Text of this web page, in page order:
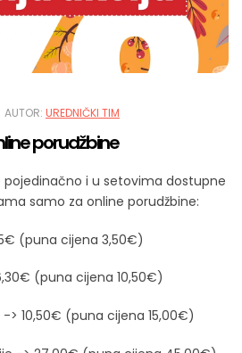
AUTOR: UREDNIČKI TIM
porudžbine
pojedinačno i u setovima dostupne
samo za online porudžbine:
(puna cijena 3,50€)
(puna cijena 10,50€)
> 10,50€ (puna cijena 15,00€)